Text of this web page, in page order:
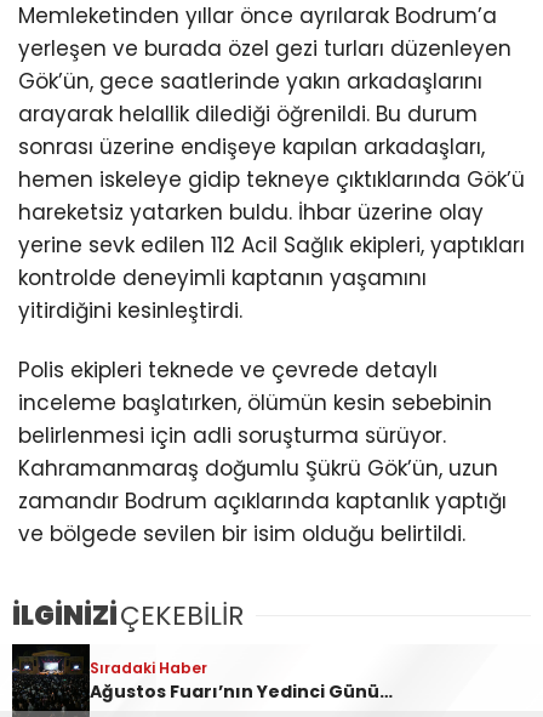
Sıradaki Haber
Kahramanmaraşlı Kaptan Ölü Bulundu!
Memleketinden yıllar önce ayrılarak Bodrum’a
yerleşen ve burada özel gezi turları düzenleyen
Gök’ün, gece saatlerinde yakın arkadaşlarını
arayarak helallik dilediği öğrenildi. Bu durum
sonrası üzerine endişeye kapılan arkadaşları,
hemen iskeleye gidip tekneye çıktıklarında Gök’ü
hareketsiz yatarken buldu. İhbar üzerine olay
yerine sevk edilen 112 Acil Sağlık ekipleri, yaptıkları
kontrolde deneyimli kaptanın yaşamını
yitirdiğini kesinleştirdi.
Polis ekipleri teknede ve çevrede detaylı
inceleme başlatırken, ölümün kesin sebebinin
belirlenmesi için adli soruşturma sürüyor.
Kahramanmaraş doğumlu Şükrü Gök’ün, uzun
zamandır Bodrum açıklarında kaptanlık yaptığı
ve bölgede sevilen bir isim olduğu belirtildi.
İLGİNİZİÇEKEBİLİR
Sıradaki Haber
Ağustos Fuarı’nın Yedinci Gününe Zakkum Damgası!